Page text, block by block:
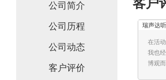
公司简介
公司历程
公司动态
客户评价
客户
瑞声达
在活
我也
博观